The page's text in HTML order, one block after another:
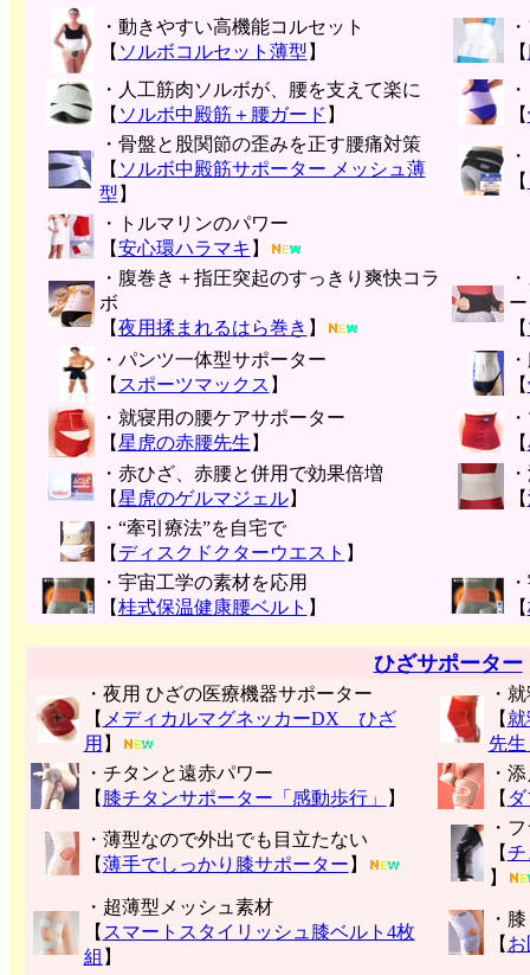
・動きやすい高機能コルセット
【 ソルボコルセット薄型 】
【
・人工筋肉ソルボが、腰を支えて楽に
【 ソルボ中殿筋＋腰ガード 】
【
・骨盤と股関節の歪みを正す腰痛対策
【 ソルボ中殿筋サポーター メッシュ薄
型 】
【
・トルマリンのパワー
【安心環ハラマキ 】
・腹巻き＋指圧突起のすっきり爽快コラ
ボ
【夜用揉まれるはら巻き 】
ー
【
・パンツ一体型サポーター
【 スポーツマックス 】
【
・就寝用の腰ケアサポーター
【星虎の赤腰先生 】
【
・赤ひざ、赤腰と併用で効果倍増
【星虎のゲルマジェル】
【
・“牽引療法”を自宅で
【 ディスクドクターウエスト 】
・宇宙工学の素材を応用
【桂式保温健康腰ベルト 】
【
ひざサポーター
・夜用 ひざの医療機器サポーター
【 メディカルマグネッカーDX ひざ
用 】
・
【
先生
・チタンと遠赤パワー
【 膝チタンサポーター「感動歩行」 】
・
【
・薄型なので外出でも目立たない
【薄手でしっかり膝サポーター 】
・
【チ
】
・超薄型メッシュ素材
【 スマートスタイリッシュ膝ベルト4枚
組 】
・
【